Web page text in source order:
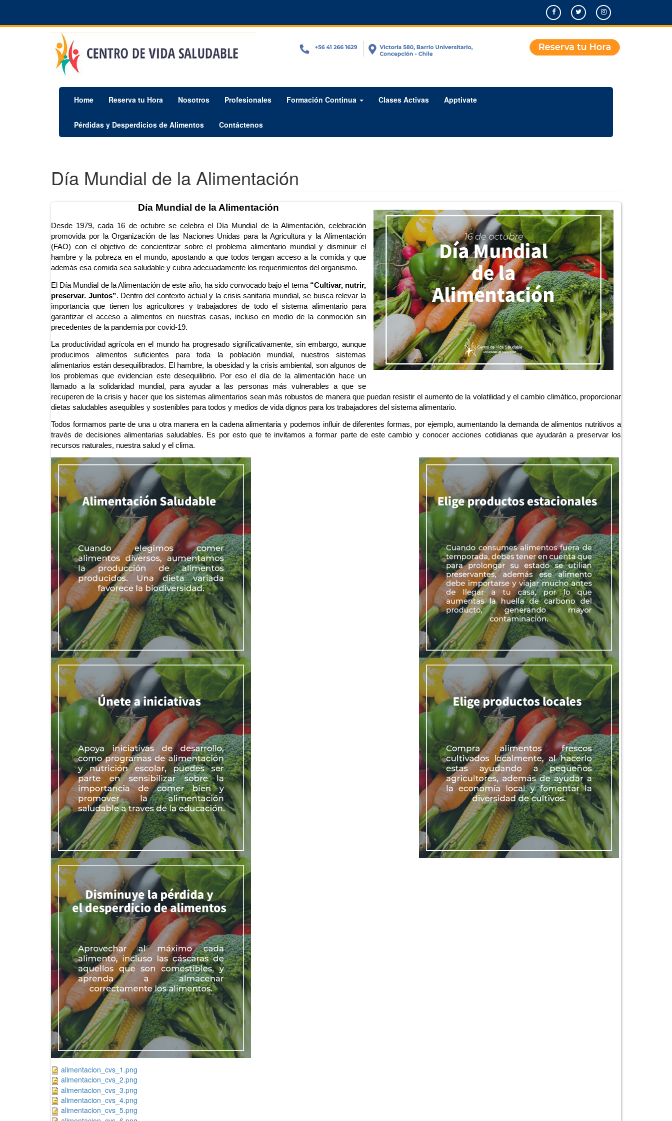
contenido
Home Reserva tu Hora Nosotros Profesionales Formación Continua Clases Activas Apptivate
Pérdidas y Desperdicios de Alimentos Contáctenos
Día Mundial de la Alimentación
Día Mundial de la Alimentación
Desde 1979, cada 16 de octubre se celebra el Día Mundial de la Alimentación, celebración
promovida por la Organización de las Naciones Unidas para la Agricultura y la Alimentación
(FAO) con el objetivo de concientizar sobre el problema alimentario mundial y disminuir el
hambre y la pobreza en el mundo,apostando a que todos tengan acceso a la comida y que
además esa comida sea saludable y cubra adecuadamente los requerimientos del organismo.
El Día Mundial de la Alimentación de este año, ha sido convocado bajo el tema “Cultivar, nutrir,
preservar. Juntos”. Dentro del contexto actual y la crisis sanitaria mundial, se busca relevar la
importancia que tienen los agricultores y trabajadores de todo el sistema alimentario para
garantizar el acceso a alimentos en nuestras casas, incluso en medio de la conmoción sin
precedentes de la pandemia por covid-19.
La productividad agrícola en el mundo ha progresado significativamente, sin embargo, aunque
producimos alimentos suficientes para toda la población mundial, nuestros sistemas
alimentarios están desequilibrados. El hambre, la obesidad y la crisis ambiental, son algunos de
los problemas que evidencian este desequilibrio. Por eso el día de la alimentación hace un
llamado a la solidaridad mundial, para ayudar a las personas más vulnerables a que se
recuperen de la crisis y hacer que los sistemas alimentarios sean más robustos de manera que puedan resistir el aumento de la volatilidad y el cambio climático, proporcionar
dietas saludables asequibles y sostenibles para todos y medios de vida dignos para los trabajadores del sistema alimentario.
Todos formamos parte de una u otra manera en la cadena alimentaria y podemos influir de diferentes formas, por ejemplo, aumentando la demanda de alimentos nutritivos a
través de decisiones alimentarias saludables. Es por esto que te invitamos a formar parte de este cambio y conocer acciones cotidianas que ayudarán a preservar los
recursos naturales, nuestra salud y el clima.
alimentacion_cvs_1.png
alimentacion_cvs_2.png
alimentacion_cvs_3.png
alimentacion_cvs_4.png
alimentacion_cvs_5.png